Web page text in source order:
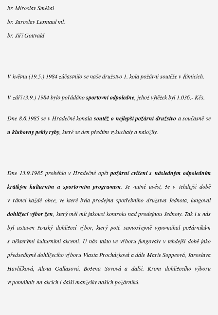
br. Miroslav Smékal
br. Jaroslav Lexmaul ml.
br. Jiří Gottvald
V květnu (19.5.) 1984 zúčastnilo se naše družstvo 1. kola požární soutěže v Řimicích.
V září (3.9.) 1984 bylo pořádánosportovní odpoledne, jehož výtěžek byl 1.036,- Kčs.
Dne 8.6.1985 se v Hradečné konalasoutěž o nejlepší požární družstvoa současně se
u klubovny pekly ryby, které se den předtím vykuchaly a naložily.
Dne 13.9.1985 proběhlo v Hradečné opětpožární cvičení s následným odpoledním
krátkým kulturním a sportovním programem. Je nutné uvést, že v tehdejší době
v rámci každé obce, ve které byla prodejna spotřebního družstva Jednota, fungoval
dohlížecí výbor žen, který měl mít jakousi kontrolu nad prodejnou Jednoty. Tak i u nás
byl ustaven ženský dohlížecí výbor, který poté samozřejmě vypomáhal požárníkům
s některými kulturními akcemi. U nás takto ve výboru fungovaly v tehdejší době jako
předsedkyně dohlížecího výboru Vlasta Procházková a dále Marie Soppeová, Jaroslava
Havlíčková, Alena Gallasová, Božena Sovová a další. Krom dohlížecího výboru
vypomáhaly na akcích i další manželky našich požárníků.